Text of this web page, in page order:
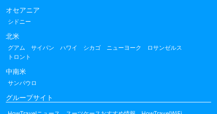
オセアニア
シドニー
北米
グアム サイパン ハワイ シカゴ ニューヨーク
ロサンゼルス
トロント
中南米
サンパウロ
グループサイト